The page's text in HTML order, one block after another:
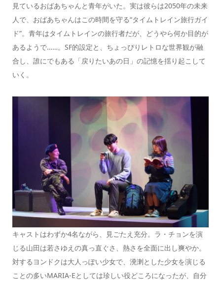
見ているおばあちゃんと青年がいた。実は彼らは2050年の未来
人で、おばあちゃんはこの時間を守る“タイムトレイン旅行ガイ
ド”。青年はタイムトレインの旅行者だが、どうやら何か目的が
あるようで……。SF的設定と、ちょっぴりレトロな世界観が融
合し、誰にでもある「戻りたいあの日」の記憶を揺り起こして
いく。
キャストはわずか4名ながら、見ごたえ充分。ラ・チョンを演
じる山田は若さゆえの真っ直ぐさ、熱さを全面に出し爽やか。
対するヨンドクは大人っぽい少女で、溌溂とした少女を演じる
ことの多いMARIA-Eとしては珍しい役どころになったが、自分